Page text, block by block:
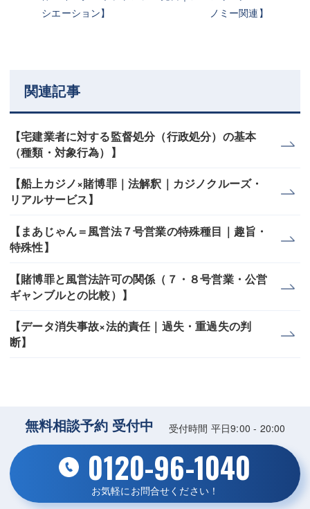
シエーション】
ノミー関連】
関連記事
【宅建業者に対する監督処分（行政処分）の基本
（種類・対象行為）】
【船上カジノ×賭博罪｜法解釈｜カジノクルーズ・
リアルサービス】
【まあじゃん＝風営法７号営業の特殊種目｜趣旨・
特殊性】
【賭博罪と風営法許可の関係（７・８号営業・公営
ギャンブルとの比較）】
【データ消失事故×法的責任｜過失・重過失の判
断】
無料相談予約 受付中 受付時間 平日9:00 - 20:00
0120-96-1040
お気軽にお問合せください！